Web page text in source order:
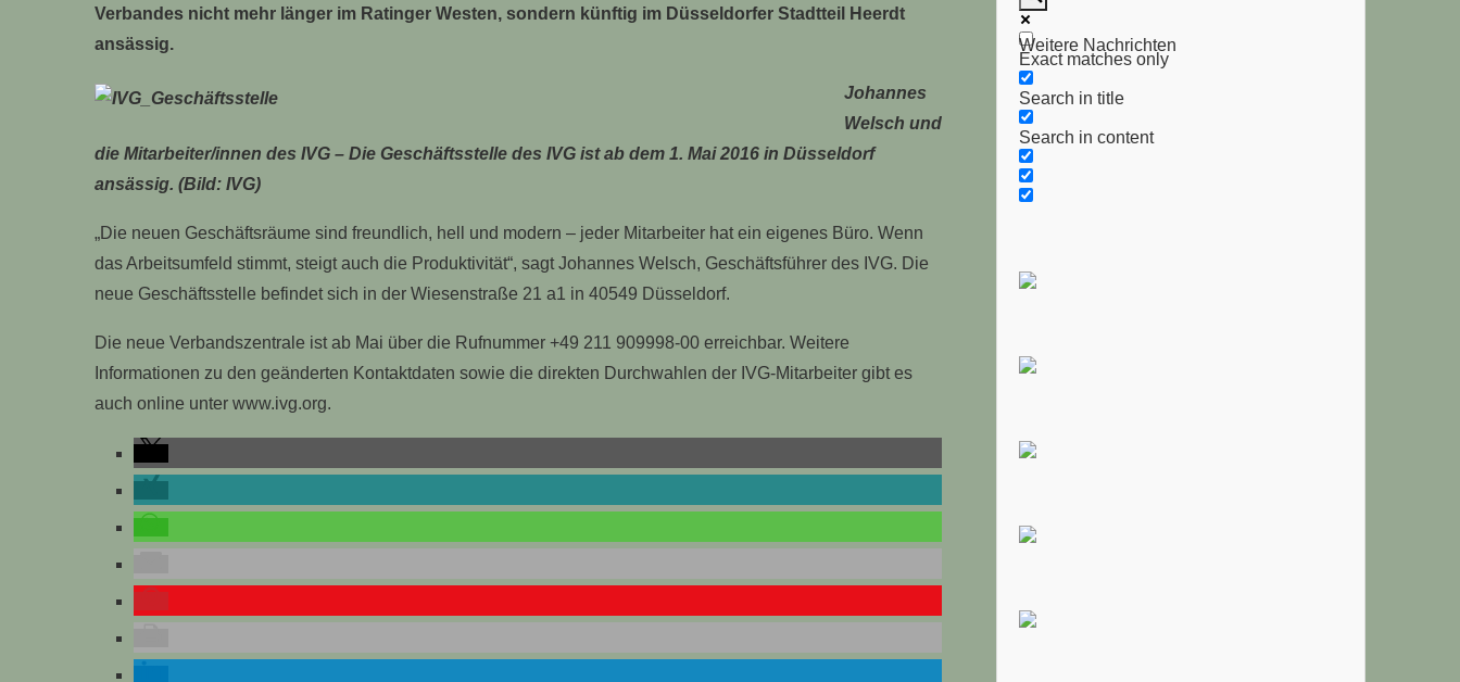
Verbandes nicht mehr länger im Ratinger Westen, sondern künftig im Düsseldorfer Stadtteil Heerdt
ansässig.
Johannes
Welsch und
die Mitarbeiter/innen des IVG – Die Geschäftsstelle des IVG ist ab dem 1. Mai 2016 in Düsseldorf
ansässig. (Bild: IVG)
„Die neuen Geschäftsräume sind freundlich, hell und modern – jeder Mitarbeiter hat ein eigenes Büro. Wenn
das Arbeitsumfeld stimmt, steigt auch die Produktivität“, sagt Johannes Welsch, Geschäftsführer des IVG. Die
neue Geschäftsstelle befindet sich in der Wiesenstraße 21 a1 in 40549 Düsseldorf.
Die neue Verbandszentrale ist ab Mai über die Rufnummer +49 211 909998-00 erreichbar. Weitere
Informationen zu den geänderten Kontaktdaten sowie die direkten Durchwahlen der IVG-Mitarbeiter gibt es
auch online unter www.ivg.org.
Weitere Nachrichten
Exact matches only
Search in title
Search in content